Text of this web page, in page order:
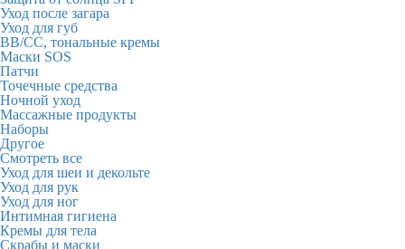
Уход после загара
Уход для губ
BB/CC, тональные кремы
Маски SOS
Патчи
Точечные средства
Ночной уход
Массажные продукты
Наборы
Другое
Смотреть все
Уход для шеи и декольте
Уход для рук
Уход для ног
Интимная гигиена
Кремы для тела
Скрабы и маски